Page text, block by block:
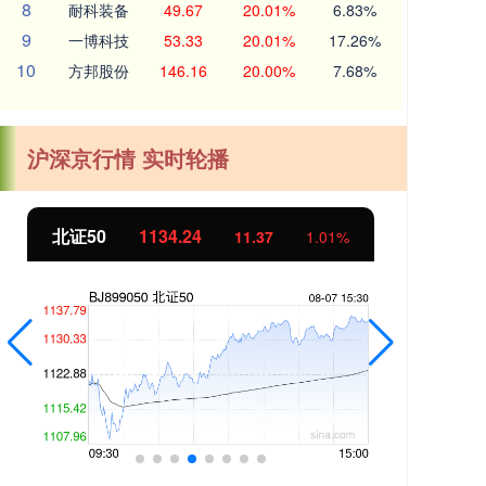
8 耐科装备 49.67 20.01% 6.83%
9 一博科技 53.33 20.01% 17.26%
10 方邦股份 146.16 20.00% 7.68%
沪深京行情 实时轮播
北证50 1134.24 11.37 1.01%